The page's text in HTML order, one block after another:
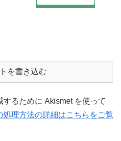
を書き込む
るために Akismet を使って
処理方法の詳細はこちらをご覧